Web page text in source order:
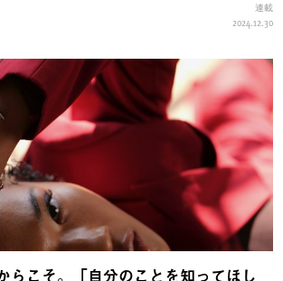
連載
2024.12.30
らこそ。「自分のことを知ってほし